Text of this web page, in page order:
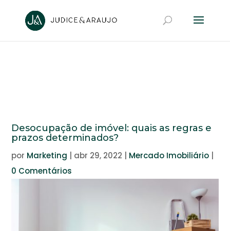
Desocupação de imóvel: quais as regras e
prazos determinados?
por Marketing abr 29, 2022 Mercado Imobiliário
0 Comentários